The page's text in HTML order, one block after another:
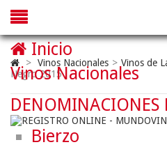
> Vinos Nacionales > Vinos de
Negro 2015
Inicio
Vinos Nacionales
DENOMINACIONES
Bierzo